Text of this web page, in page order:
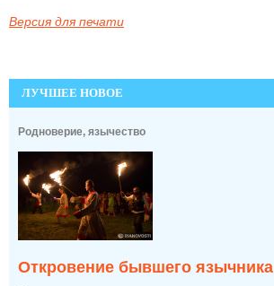
Версия для печати
ЛУЧШЕЕ НОВОЕ
Родноверие, язычество
Откровение бывшего язычника